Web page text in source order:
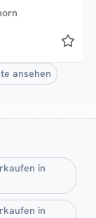
ansehen
in
in